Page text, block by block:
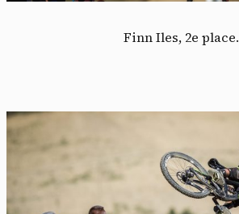
Finn Iles, 2e place.